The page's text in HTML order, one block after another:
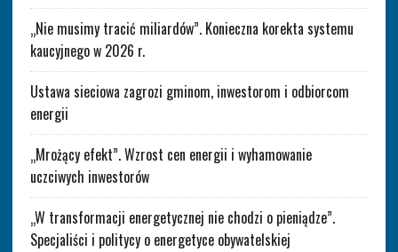
„Nie musimy tracić miliardów”. Konieczna korekta systemu
kaucyjnego w 2026 r.
Ustawa sieciowa zagrozi gminom, inwestorom i odbiorcom
energii
„Mrożący efekt”. Wzrost cen energii i wyhamowanie
uczciwych inwestorów
„W transformacji energetycznej nie chodzi o pieniądze”.
Specjaliści i politycy o energetyce obywatelskiej